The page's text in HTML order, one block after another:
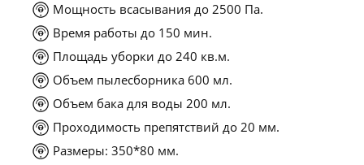
Мощность всасывания до 2500 Па.
Время работы до 150 мин.
Площадь уборки до 240 кв.м.
Объем пылесборника 600 мл.
Объем бака для воды 200 мл.
Проходимость препятствий до 20 мм.
Размеры: 350*80 мм.